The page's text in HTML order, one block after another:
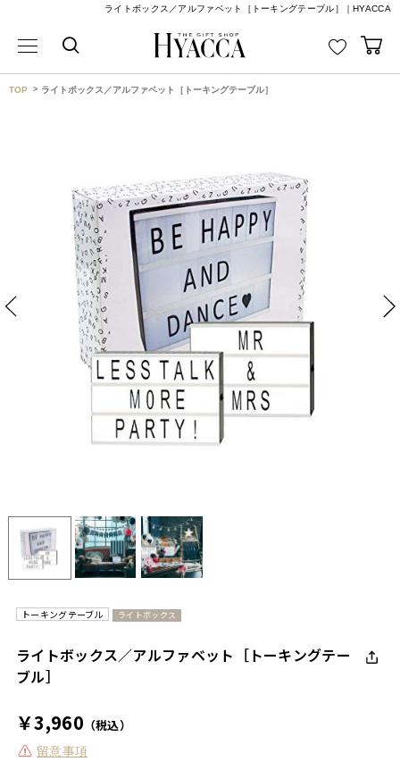
ライトボックス／アルファベット［トーキングテーブル］｜HYACCA
TOP ライトボックス／アルファベット［トーキングテーブル］
トーキングテーブル ライトボックス
ライトボックス／アルファベット［トーキングテー
ブル］
￥3,960 （税込）
留意事項